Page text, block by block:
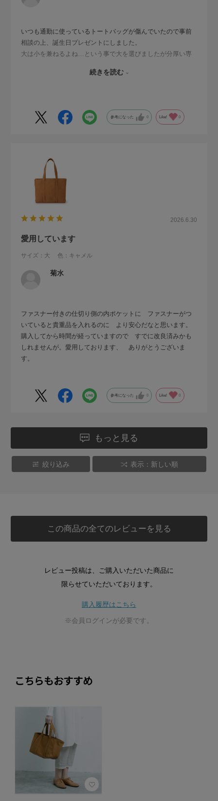
いつも通勤に使っているトートバッグが傷んでいたので事前
相談の上、誕生日プレゼントにしました。
大は小を兼ねるよね…という事で大を選びましたが分厚い専
にとても喜んでいましたよ。
底に鋲があるタイプはバッグ自体に重さがでてしまうので敬
大きめですが、荷物が多い日も安心です。
小物類に関しては細々と入れる部分が足りない、無理につっ
こんでしまうと出しにくいのでメッシュタイプのポーチを一
緒にもっています。
続きを読む
参考になった 0 Like! 0
2026.6.30
愛用しています
サイズ：大 色：キャメル
菊水
ファスナー付きの仕切り側の内ポケットに ファスナーがつ
いていると貴重品を入れるのに より安心だなと思います。
購入してから時間が経っていますので すでに改良済みかも
しれませんが。愛用しております、 ありがとうございま
す。
参考になった 0 Like! 0
もっと見る
絞り込み 表示：新しい順
この商品の全てのレビューを見る
レビュー投稿は、ご購入いただいた商品に
限らせていただいております。
購入履歴はこちら
※会員ログインが必要です。
こちらもおすすめ